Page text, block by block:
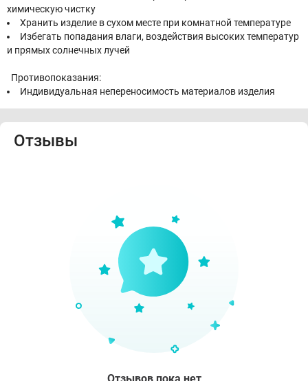
химическую чистку
Хранить изделие в сухом месте при комнатной температуре
Избегать попадания влаги, воздействия высоких температур
и прямых солнечных лучей
Противопоказания:
Индивидуальная непереносимость материалов изделия
Отзывы